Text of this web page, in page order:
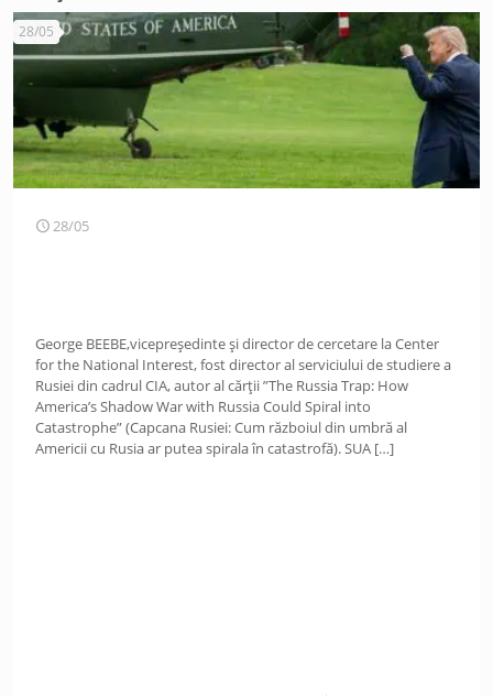
28/05
28/05
George BEEBE,vicepreședinte și director de cercetare la Center
for the National Interest, fost director al serviciului de studiere a
Rusiei din cadrul CIA, autor al cărții ”The Russia Trap: How
America’s Shadow War with Russia Could Spiral into
Catastrophe” (Capcana Rusiei: Cum războiul din umbră al
Americii cu Rusia ar putea spirala în catastrofă). SUA […]